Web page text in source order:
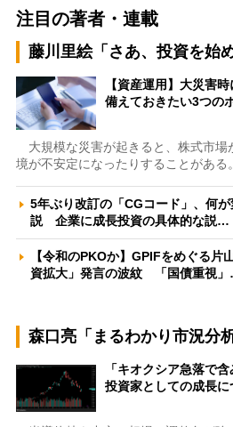
注目の著者・連載
藤川里絵「さあ、投資を始
【資産運用】大災害
備えておきたい3つの
大規模な災害が起きると、株式市場
境が不安定になったりすることがあ
5年ぶり改訂の「CGコード」、何
説 企業に成長投資の具体的な説…
【令和のPKOか】GPIFをめぐる片
資拡大」発言の波紋 「国債重視
森口亮「まるわかり市況分析
「キオクシア急落で
投資家としての成長